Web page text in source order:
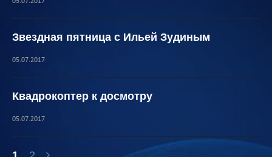
Звездная пятница с Ильей Зудиным
05.07.2017
Квадрокоптер к досмотру
05.07.2017